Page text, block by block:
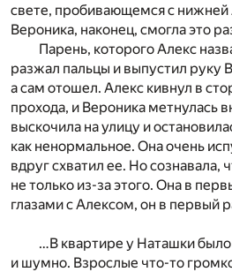
свете, пробивающемся с нижней
Вероника, наконец, смогла это
Парень, которого Алекс
разжал пальцы и выпустил руку
а сам отошел. Алекс кивнул в
прохода, и Вероника метнулась
выскочила на улицу и
как ненормальное. Она очень
вдруг схватил ее. Но сознавала,
не только из-за этого. Она в
глазами с Алексом, он в первый
…В квартире у Наташки
и шумно. Взрослые что-то